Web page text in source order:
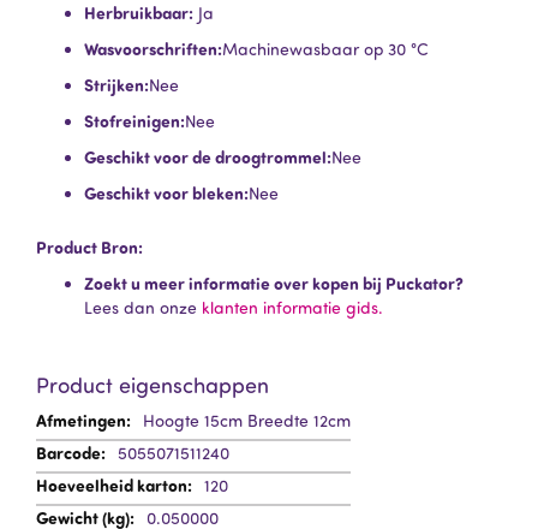
Herbruikbaar: Ja
Wasvoorschriften:Machinewasbaar op 30 °C
Strijken:Nee
Stofreinigen:Nee
Geschikt voor de droogtrommel:Nee
Geschikt voor bleken:Nee
Product Bron:
Zoekt u meer informatie over kopen bij Puckator?
Lees dan onze klanten informatie gids.
Product eigenschappen
Meer
informatie
Hoogte 15cm Breedte 12cm
5055071511240
120
0.050000